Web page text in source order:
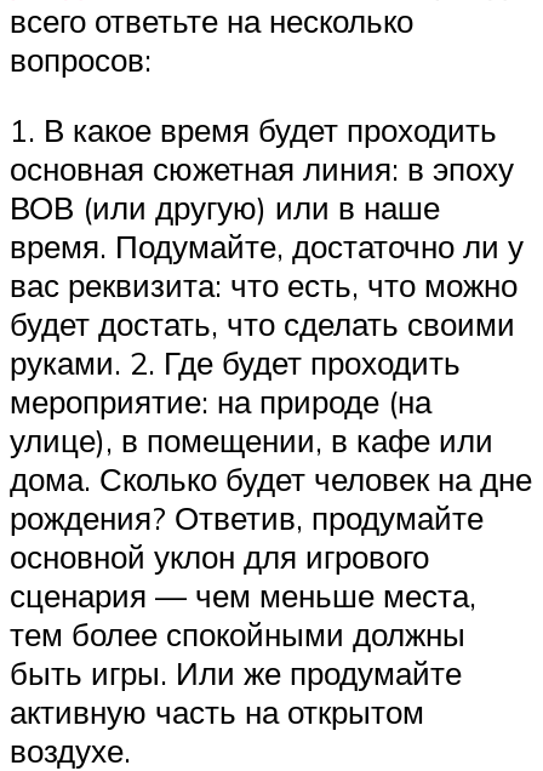
всего ответьте на несколько
вопросов:
1. В какое время будет проходить
основная сюжетная линия: в эпоху
ВОВ (или другую) или в наше
время. Подумайте, достаточно ли у
вас реквизита: что есть, что можно
будет достать, что сделать своими
руками. 2. Где будет проходить
мероприятие: на природе (на
улице), в помещении, в кафе или
дома. Сколько будет человек на дне
рождения? Ответив, продумайте
основной уклон для игрового
сценария — чем меньше места,
тем более спокойными должны
быть игры. Или же продумайте
активную часть на открытом
воздухе.